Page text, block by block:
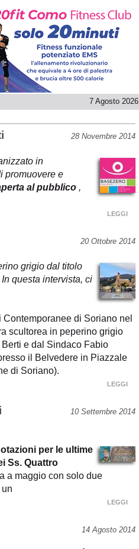
7 Agosto 2026
28 Novembre 2014
in
promuovere e
al pubblico ,
LEGGI
20 Ottobre 2014
grigio dal titolo
questa intervista, ci
di Soriano nel
scultorea in peperino grigio
e dal Sindaco Fabio
il Belvedere in Piazzale
di Soriano).
LEGGI
10 Settembre 2014
per le ultime
Ss. Quattro
a maggio con solo due
LEGGI
14 Agosto 2014